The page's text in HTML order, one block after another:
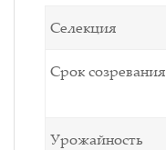
Селекция
Срок созревания
Урожайность